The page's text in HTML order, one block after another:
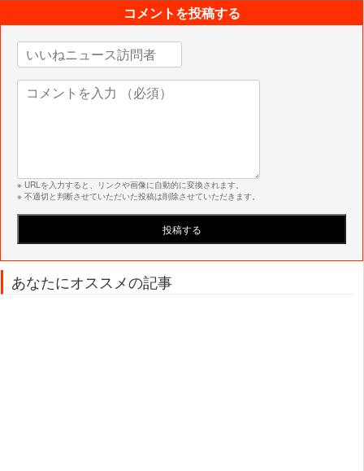
コメントを投稿する
※ URLを入力すると、リンクや画像に自動的に変換されます。
※ 不適切と判断させていただいた投稿は削除させていただきます。
あなたにオススメの記事